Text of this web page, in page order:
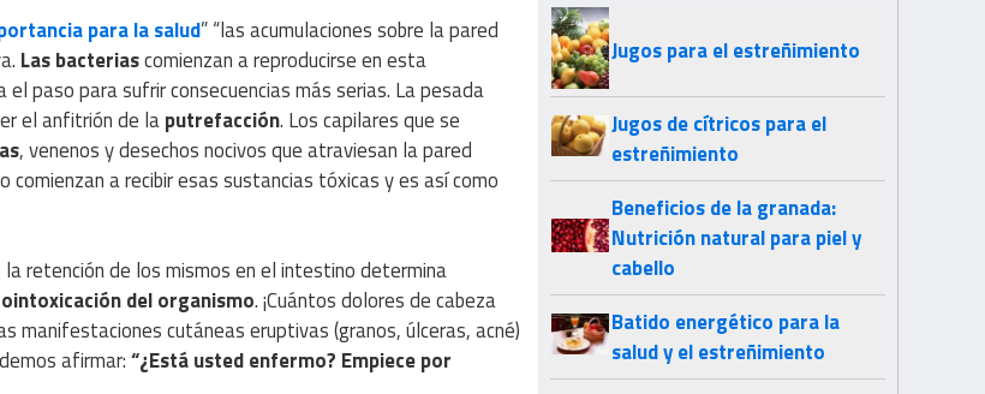
para la salud” “las acumulaciones sobre la pared
Las bacteriascomienzan a reproducirse en esta
paso para sufrir consecuencias más serias. La pesada
el anfitrión de laputrefacción. Los capilares que se
, venenos y desechos nocivos que atraviesan la pared
a recibir esas sustancias tóxicas y es así como
retención de los mismos en el intestino determina
del organismo. ¡Cuántos dolores de cabeza
manifestaciones cutáneas eruptivas (granos, úlceras, acné)
afirmar:“¿Está usted enfermo? Empiece por
Jugos para el estreñimiento
Jugos de cítricos para el
estreñimiento
Beneficios de la granada:
Nutrición natural para piel y
cabello
Batido energético para la
salud y el estreñimiento